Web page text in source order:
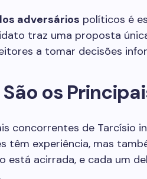
adversários políticos é
traz uma proposta
a tomar decisões
os
concorrentes de Tarcísio
têm experiência, mas
está acirrada, e cada um